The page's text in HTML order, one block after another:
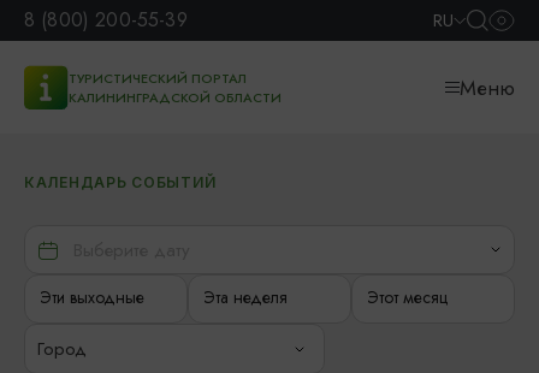
8 (800) 200-55-39 RU
ТУРИСТИЧЕСКИЙ ПОРТАЛ
КАЛИНИНГРАДСКОЙ ОБЛАСТИ
Меню
КАЛЕНДАРЬ СОБЫТИЙ
Эти выходные Эта неделя Этот месяц
Город